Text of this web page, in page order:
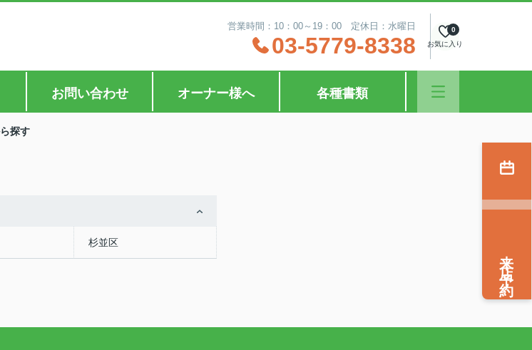
営業時間：10：00～19：00 定休日：水曜日
03-5779-8338 お気に入り
0
お問い合わせ オーナー様へ 各種書類
探す
杉並区
来店予約